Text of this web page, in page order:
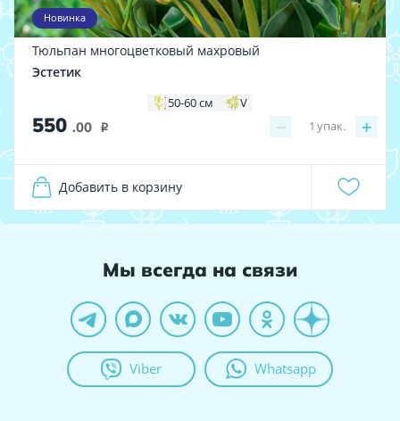
Новинка
Тюльпан многоцветковый махровый
Эстетик
50-60 см V
550 .00 i − +
1 упак.
Добавить в корзину
Мы всегда на связи
Viber Whatsapp